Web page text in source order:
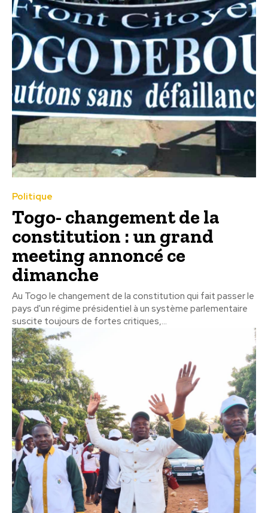
Politique
Togo- changement de la
constitution : un grand
meeting annoncé ce
dimanche
Au Togo le changement de la constitution qui fait passer le
pays d'un régime présidentiel à un système parlementaire
suscite toujours de fortes critiques,...